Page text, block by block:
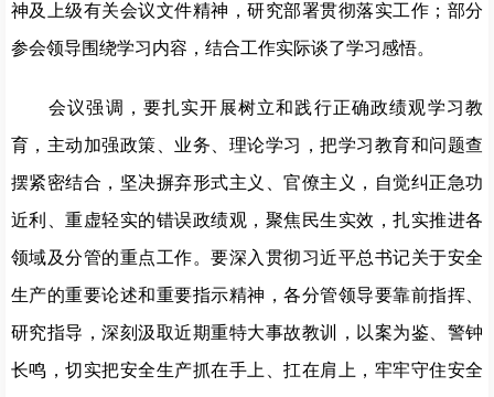
神及上级有关会议文件精神，研究部署贯彻落实工作；部分
参会领导围绕学习内容，结合工作实际谈了学习感悟。
会议强调，要扎实开展树立和践行正确政绩观学习教
育，主动加强政策、业务、理论学习，把学习教育和问题查
摆紧密结合，坚决摒弃形式主义、官僚主义，自觉纠正急功
近利、重虚轻实的错误政绩观，聚焦民生实效，扎实推进各
领域及分管的重点工作。要深入贯彻习近平总书记关于安全
生产的重要论述和重要指示精神，各分管领导要靠前指挥、
研究指导，深刻汲取近期重特大事故教训，以案为鉴、警钟
长鸣，切实把安全生产抓在手上、扛在肩上，牢牢守住安全